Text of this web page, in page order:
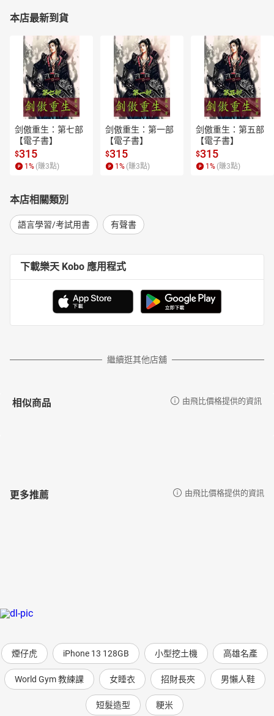
本店最新到貨
剑傲重生：第七部
【電子書】
$315
1 % (賺3點)
剑傲重生：第一部
【電子書】
$315
1 % (賺3點)
剑傲重生：第五部
【電子書】
$315
1 % (賺3點)
本店相關類別
語言學習/考試用書 有聲書
下載樂天 Kobo 應用程式
繼續逛其他店舖
相似商品 由飛比價格提供的資訊
更多推薦 由飛比價格提供的資訊
煙仔虎 iPhone 13 128GB 小型挖土機 高雄名產
World Gym 教練課 女睡衣 招財長夾 男懶人鞋
短髮造型 粳米